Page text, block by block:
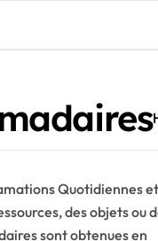
de récompense
Allocation des
Quotidiennes et
des objets ou
sont obtenues en